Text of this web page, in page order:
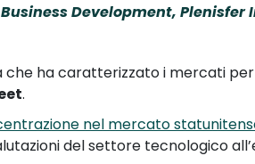
Development, Plenisfer
che ha caratterizzato i mercati
.
nel mercato
del settore tecnologico